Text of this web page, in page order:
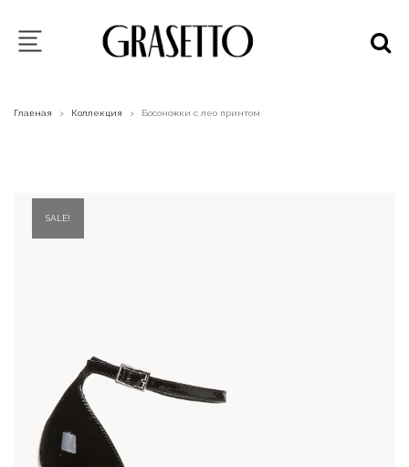
Главная > Коллекция > Босоножки с лео принтом
SALE!